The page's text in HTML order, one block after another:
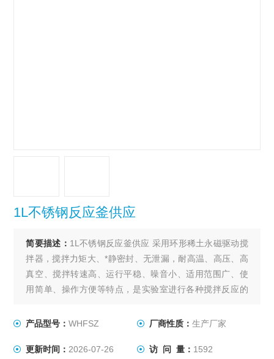
1L不锈钢反应釜供应
简要描述： 1L不锈钢反应釜供应 采用环形稀土永磁驱动搅
拌器，搅拌力矩大、*静密封、无泄漏，耐高温、高压、高
真空、搅拌转速高、运行平稳、噪音小、适用范围广、使
用简单、操作方便等特点，是实验室进行各种搅拌反应的
产品型号：WHFSZ 厂商性质： 生产厂家
更新时间： 2026-07-26 访 问 量： 1592